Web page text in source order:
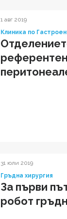
1 авг 2019
Клиника по
31 юли 2019
Гръдна хирургия
За първи
робот